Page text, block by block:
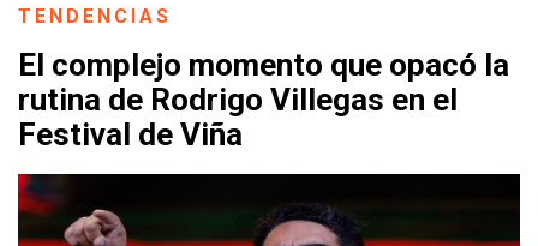
TENDENCIAS
El complejo momento que opacó la
rutina de Rodrigo Villegas en el
Festival de Viña